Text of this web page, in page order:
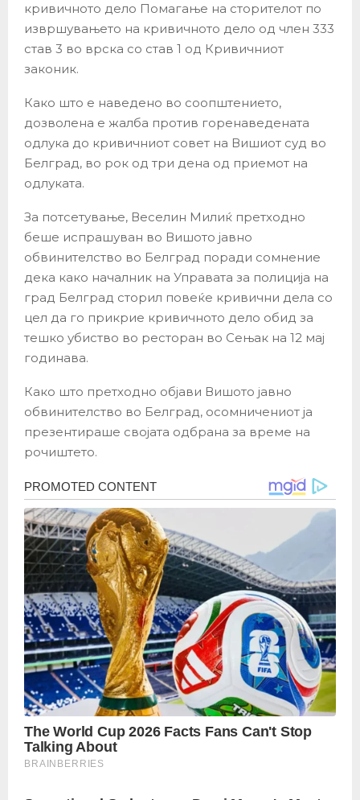
кривичното дело Помагање на сторителот по
извршувањето на кривичното дело од член 333
став 3 во врска со став 1 од Кривичниот
законик.
Како што е наведено во соопштението,
дозволена е жалба против горенаведената
одлука до кривичниот совет на Вишиот суд во
Белград, во рок од три дена од приемот на
одлуката.
За потсетување, Веселин Милиќ претходно
беше испрашуван во Вишото јавно
обвинителство во Белград поради сомнение
дека како началник на Управата за полиција на
град Белград сторил повеќе кривични дела со
цел да го прикрие кривичното дело обид за
тешко убиство во ресторан во Сењак на 12 мај
годинава.
Како што претходно објави Вишото јавно
обвинителство во Белград, осомничениот ја
презентираше својата одбрана за време на
рочиштето.